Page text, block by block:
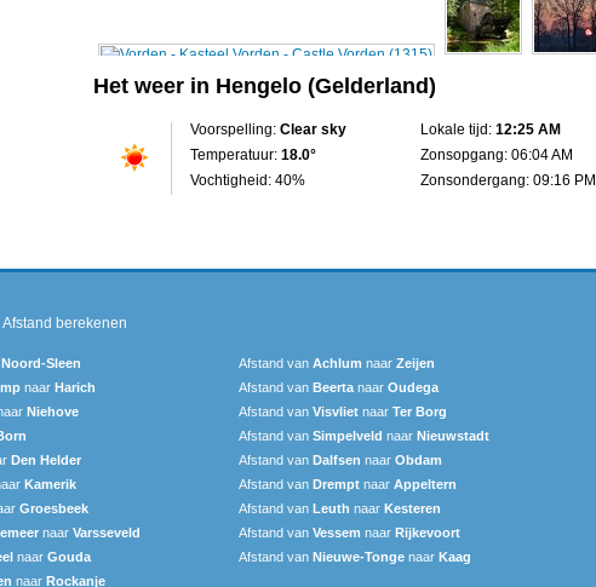
Het weer in Hengelo (Gelderland)
Voorspelling: Clear sky
Temperatuur: 18.0°
Vochtigheid: 40%
Lokale tijd: 12:25 AM
Zonsopgang: 06:04 AM
Zonsondergang: 09:16 PM
Afstand berekenen
Noord-Sleen Afstand van Achlum naar Zeijen
naar Harich Afstand van Beerta naar Oudega
Niehove Afstand van Visvliet naar Ter Borg
Afstand van Simpelveld naar Nieuwstadt
Den Helder Afstand van Dalfsen naar Obdam
Kamerik Afstand van Drempt naar Appeltern
Groesbeek Afstand van Leuth naar Kesteren
naar Varsseveld Afstand van Vessem naar Rijkevoort
naar Gouda Afstand van Nieuwe-Tonge naar Kaag
naar Rockanje